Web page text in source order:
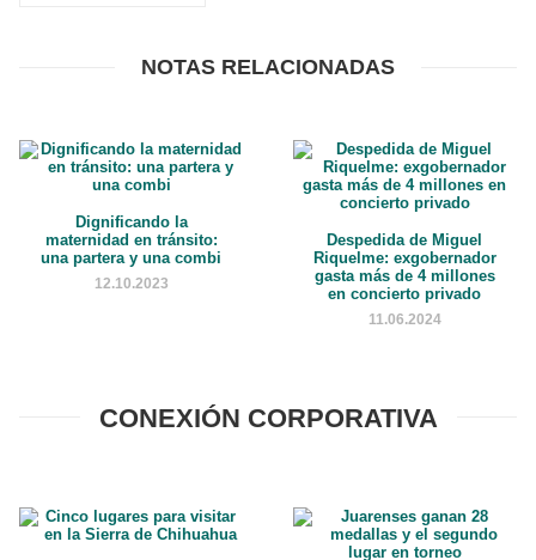
NOTAS RELACIONADAS
Dignificando la
maternidad en tránsito:
una partera y una combi
12.10.2023
Despedida de Miguel
Riquelme: exgobernador
gasta más de 4 millones
en concierto privado
11.06.2024
CONEXIÓN CORPORATIVA